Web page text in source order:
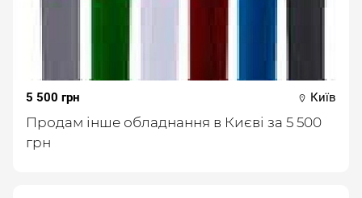
5 500 грн Київ
Продам інше обладнання в Києві за 5 500
грн